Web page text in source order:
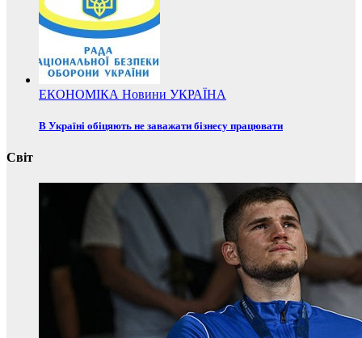
ЕКОНОМІКА Новини УКРАЇНА
В Україні обіцяють не заважати бізнесу працювати
Світ